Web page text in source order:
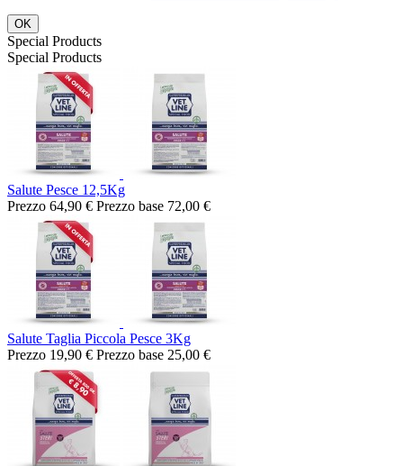
OK
Special Products
Special Products
Salute Pesce 12,5Kg
Prezzo 64,90 € Prezzo base 72,00 €
Salute Taglia Piccola Pesce 3Kg
Prezzo 19,90 € Prezzo base 25,00 €